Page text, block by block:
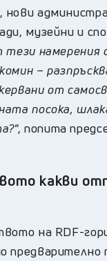
нови
музейни и
тези
–
от
посока,
“, попита
какви
на RDF-